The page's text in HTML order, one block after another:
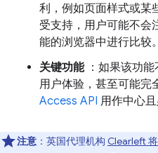
利，例如页面样式或某
受支持，用户可能不会
能的浏览器中进行比较
关键功能：如果该功能
用户体验，甚至可能完
Access API 用作中心且
注意 ：英国代理机构 Clearleft